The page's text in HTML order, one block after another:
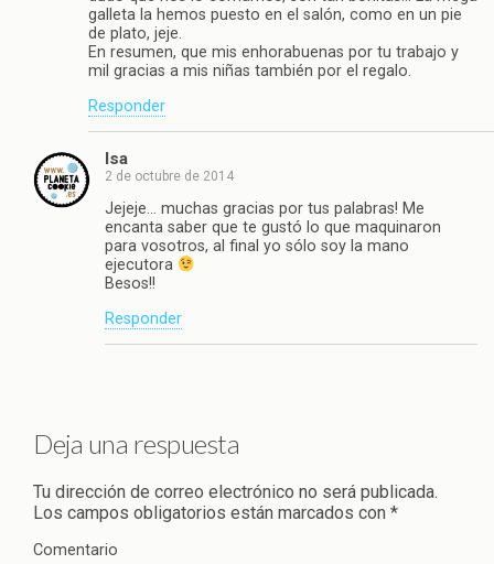
galleta la hemos puesto en el salón, como en un pie
de plato, jeje.
En resumen, que mis enhorabuenas por tu trabajo y
mil gracias a mis niñas también por el regalo.
Responder
Isa
2 de octubre de 2014
Jejeje… muchas gracias por tus palabras! Me
encanta saber que te gustó lo que maquinaron
para vosotros, al final yo sólo soy la mano
ejecutora
Besos!!
Responder
Deja una respuesta
Tu dirección de correo electrónico no será publicada.
Los campos obligatorios están marcados con *
Comentario